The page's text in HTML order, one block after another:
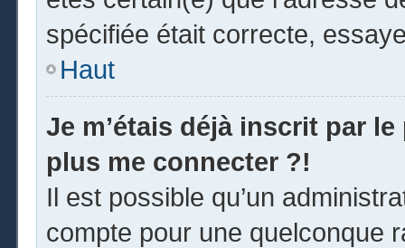
spécifiée était correcte,
Haut
Je m’étais déjà inscrit par
plus me connecter ?!
Il est possible qu’un
compte pour une quelconque